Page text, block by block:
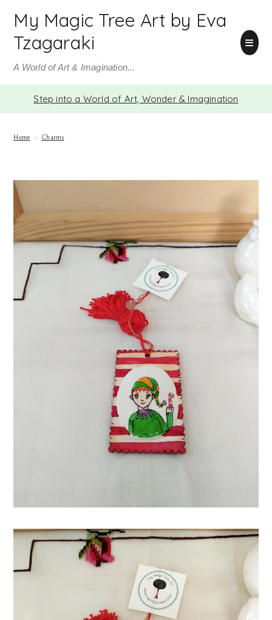
My Magic Tree Art by Eva
Tzagaraki
A World of Art & Imagination...
Step into a World of Art, Wonder & Imagination
Home › Charms